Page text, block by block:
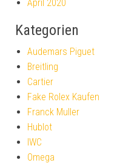
April 2020
Kategorien
Audemars Piguet
Breitling
Cartier
Fake Rolex Kaufen
Franck Muller
Hublot
IWC
Omega